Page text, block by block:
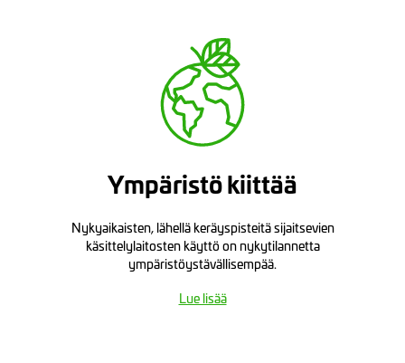
Ympäristö kiittää
Nykyaikaisten, lähellä keräyspisteitä sijaitsevien
käsittelylaitosten käyttö on nykytilannetta
ympäristöystävällisempää.
Lue lisää